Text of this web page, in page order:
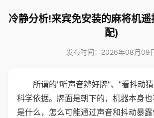
冷静分析!来宾免安装的麻将机
配)
发布时间：2026年08月09
所谓的"听声音辨好牌"、"看抖动
科学依据。牌面是朝下的，机器本身
是什么，怎么可能通过声音和抖动暴